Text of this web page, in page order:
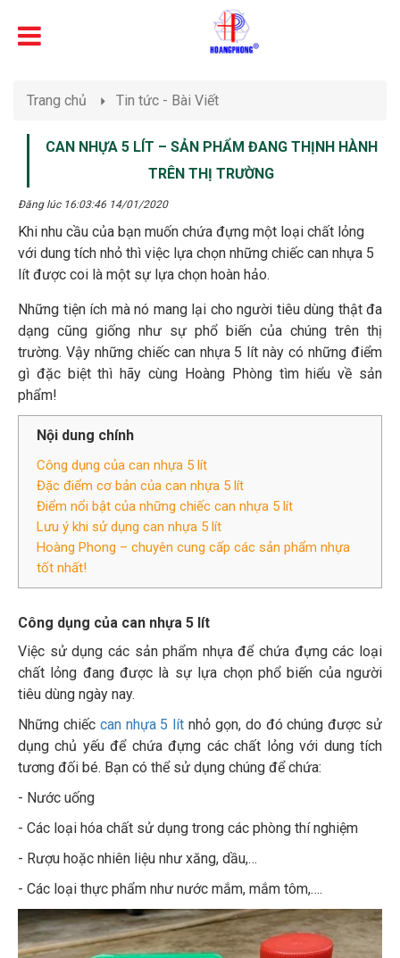
Trang chủ Tin tức - Bài Viết
CAN NHỰA 5 LÍT – SẢN PHẨM ĐANG THỊNH HÀNH
TRÊN THỊ TRƯỜNG
Đăng lúc 16:03:46 14/01/2020
Khi nhu cầu của bạn muốn chứa đựng một loại chất lỏng
với dung tích nhỏ thì việc lựa chọn những chiếc can nhựa 5
lít được coi là một sự lựa chọn hoàn hảo.
Những tiện ích mà nó mang lại cho người tiêu dùng thật đa
dạng cũng giống như sự phổ biến của chúng trên thị
trường. Vậy những chiếc can nhựa 5 lít này có những điểm
gì đặc biệt thì hãy cùng Hoàng Phòng tìm hiểu về sản
phẩm!
Nội dung chính
Công dụng của can nhựa 5 lít
Đặc điểm cơ bản của can nhựa 5 lít
Điểm nổi bật của những chiếc can nhựa 5 lít
Lưu ý khi sử dụng can nhựa 5 lít
Hoàng Phong – chuyên cung cấp các sản phẩm nhựa
tốt nhất!
Công dụng của can nhựa 5 lít
Việc sử dụng các sản phẩm nhựa để chứa đựng các loại
chất lỏng đang được là sự lựa chọn phổ biến của người
tiêu dùng ngày nay.
Những chiếc can nhựa 5 lít nhỏ gọn, do đó chúng được sử
dụng chủ yếu để chứa đựng các chất lỏng với dung tích
tương đối bé. Bạn có thể sử dụng chúng để chứa:
- Nước uống
- Các loại hóa chất sử dụng trong các phòng thí nghiệm
- Rượu hoặc nhiên liệu như xăng, dầu,…
- Các loại thực phẩm như nước mắm, mắm tôm,….